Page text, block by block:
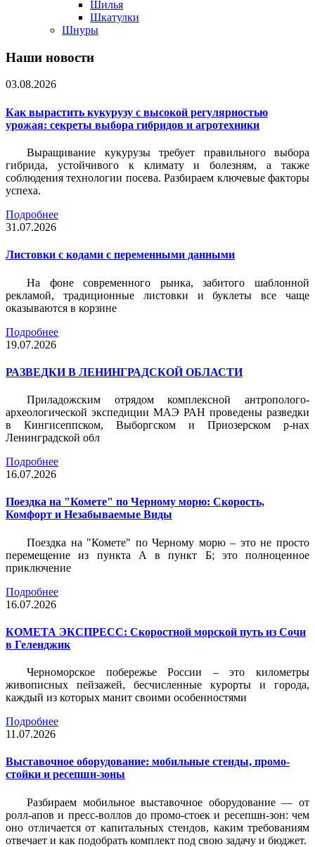
Шилья
Шкатулки
Шнуры
Наши новости
03.08.2026
Как вырастить кукурузу с высокой регулярностью
урожая: секреты выбора гибридов и агротехники
Выращивание кукурузы требует правильного выбора
гибрида, устойчивого к климату и болезням, а также
соблюдения технологии посева. Разбираем ключевые факторы
успеха.
Подробнее
31.07.2026
Листовки c кодами с переменными данными
На фоне современного рынка, забитого шаблонной
рекламой, традиционные листовки и буклеты все чаще
оказываются в корзине
Подробнее
19.07.2026
РАЗВЕДКИ В ЛЕНИНГРАДСКОЙ ОБЛАСТИ
Приладожским отрядом комплексной антрополого-
археологической экспедиции МАЭ РАН проведены разведки
в Кингисеппском, Выборгском и Приозерском р-нах
Ленинградской обл
Подробнее
16.07.2026
Поездка на "Комете" по Черному морю: Скорость,
Комфорт и Незабываемые Виды
Поездка на "Комете" по Черному морю – это не просто
перемещение из пункта А в пункт Б; это полноценное
приключение
Подробнее
16.07.2026
КОМЕТА ЭКСПРЕСС: Скоростной морской путь из Сочи
в Геленджик
Черноморское побережье России – это километры
живописных пейзажей, бесчисленные курорты и города,
каждый из которых манит своими особенностями
Подробнее
11.07.2026
Выставочное оборудование: мобильные стенды, промо-
стойки и ресепшн-зоны
Разбираем мобильное выставочное оборудование — от
ролл-апов и пресс-воллов до промо-стоек и ресепшн-зон: чем
оно отличается от капитальных стендов, каким требованиям
отвечает и как подобрать комплект под свою задачу и бюджет.